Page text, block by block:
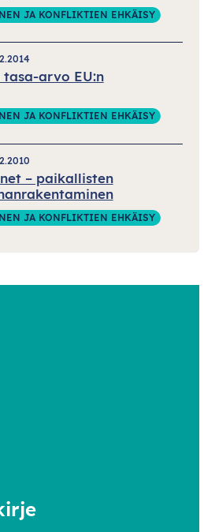
JA KONFLIKTIEN EHKÄISY
arvo EU:n
JA KONFLIKTIEN EHKÄISY
– paikallisten
JA KONFLIKTIEN EHKÄISY